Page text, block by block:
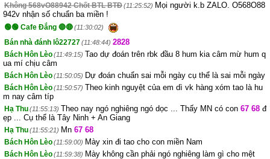
Không 568vO88942 Chốt BTL BTĐ(11:25:52) Mọi người k.b ZALO. O568O88
942v nhận số chuẩn ba miền !
🟢🟢 Cafe Đắng 🔴🔴(11:30:02)
Bán nhà đánh lô22727(11:48:44) 2828
Bách Hôn Lèo(11:49:15) Tao dự đoán trên rbk đầu 8 hum kia câm mừ hum q
ua mí chịu câm
Bách Hôn Lèo(11:50:05) Dự đoán chuẩn sai mỗi ngày cụ thể là sai mỗi ngày
Bách Hôn Lèo(11:50:57) Theo kinh nguyệt của em dì vk hàng xóm tao là hu
m nay câm típ
Hạ Thu(11:55:13) Theo nay ngó nghiêng ngó dọc ... Thấy MN có con 67 68 đ
ẹp ... Cụ thể là Tây Ninh + An Giang
Hạ Thu(11:55:21) Mn 67 68
Bách Hôn Lèo(11:59:00) Mày xin đi tao cho con miền Nam
Bách Hôn Lèo(11:59:38) Mày không cần phải ngó nghiêng làm gì cho mệt